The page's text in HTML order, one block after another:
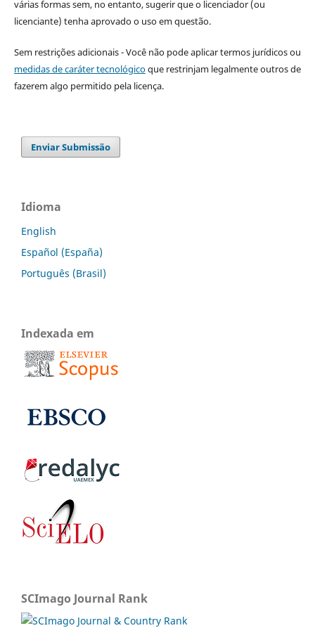
várias formas sem, no entanto, sugerir que o licenciador (ou
licenciante) tenha aprovado o uso em questão.
Sem restrições adicionais - Você não pode aplicar termos jurídicos ou
medidas de caráter tecnológicoque restrinjam legalmente outros de
fazerem algo permitido pela licença.
Enviar Submissão
Idioma
English
Español (España)
Português (Brasil)
Indexada em
SCImago Journal Rank